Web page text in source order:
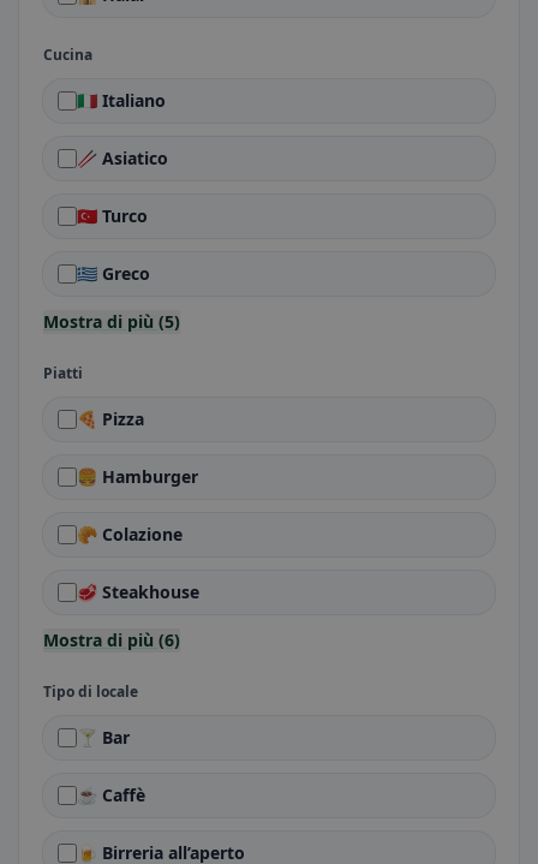
Cucina
🇮🇹 Italiano
🥢 Asiatico
🇹🇷 Turco
🇬🇷 Greco
Mostra di più (5)
Piatti
🍕 Pizza
🍔 Hamburger
🥐 Colazione
🥩 Steakhouse
Mostra di più (6)
Tipo di locale
🍸 Bar
☕ Caffè
🍺 Birreria all’aperto